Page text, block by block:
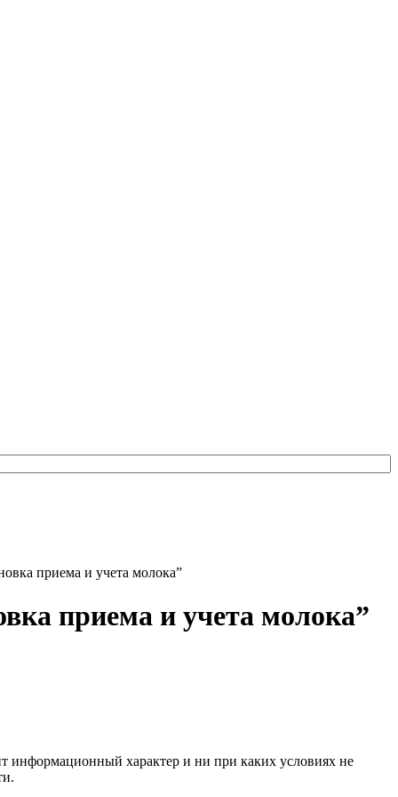
приема и учета молока”
приема и учета молока”
информационный характер и ни при каких условиях не